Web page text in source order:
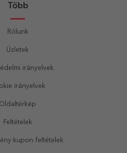
Több
Rólunk
Üzletek
irányelvek
irányelvek
Oldaltérkép
Feltételek
kupon feltételek